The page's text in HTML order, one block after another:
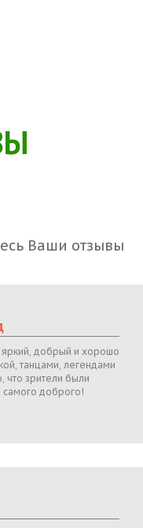
Ваши отзывы
яркий, добрый и хорошо
танцами, легендами
что зрители были
самого доброго!